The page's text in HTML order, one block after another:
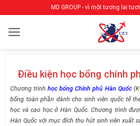
qua
nội
MD GROUP - vì một tương lai
Điều kiện học bổng chính
Chương trìnhhọc bổng Chính phủ Hàn Quốc
bổng toàn phần dành cho sinh viên quốc tế
học và cao học ở Hàn Quốc. Chương trình
Hàn Quốc với mục đích thu hút sinh viên xuất